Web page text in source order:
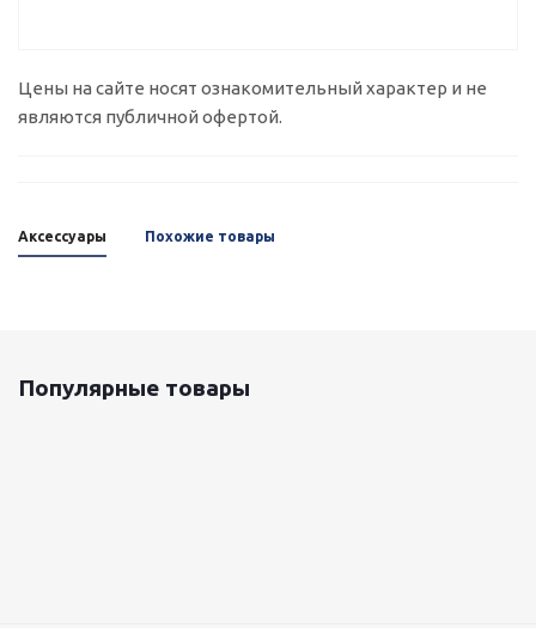
Цены на сайте носят ознакомительный характер и не
являются публичной офертой.
Аксессуары Похожие товары
Популярные товары